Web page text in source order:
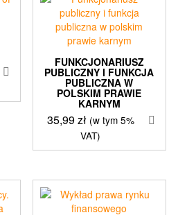
FUNKCJONARIUSZ
PUBLICZNY I FUNKCJA
PUBLICZNA W
POLSKIM PRAWIE
KARNYM
35,99zł (w tym 5%
VAT)